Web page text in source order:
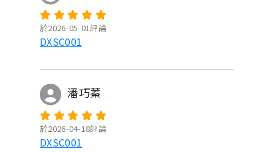
於2026-05-01評論
DXSC001
潘巧蓁
於2026-04-18評論
DXSC001